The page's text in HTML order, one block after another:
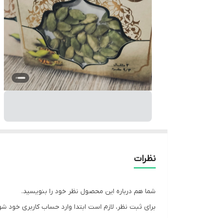
نظرات
شما هم درباره این محصول نظر خود را بنویسید.
برای ثبت نظر، لازم است ابتدا وارد حساب کاربری خود